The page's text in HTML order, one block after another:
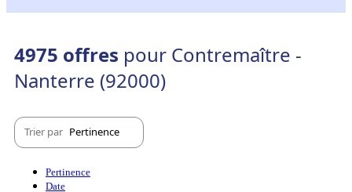
4975 offres pour Contremaître -
Nanterre (92000)
Trier par Pertinence
Pertinence
Date